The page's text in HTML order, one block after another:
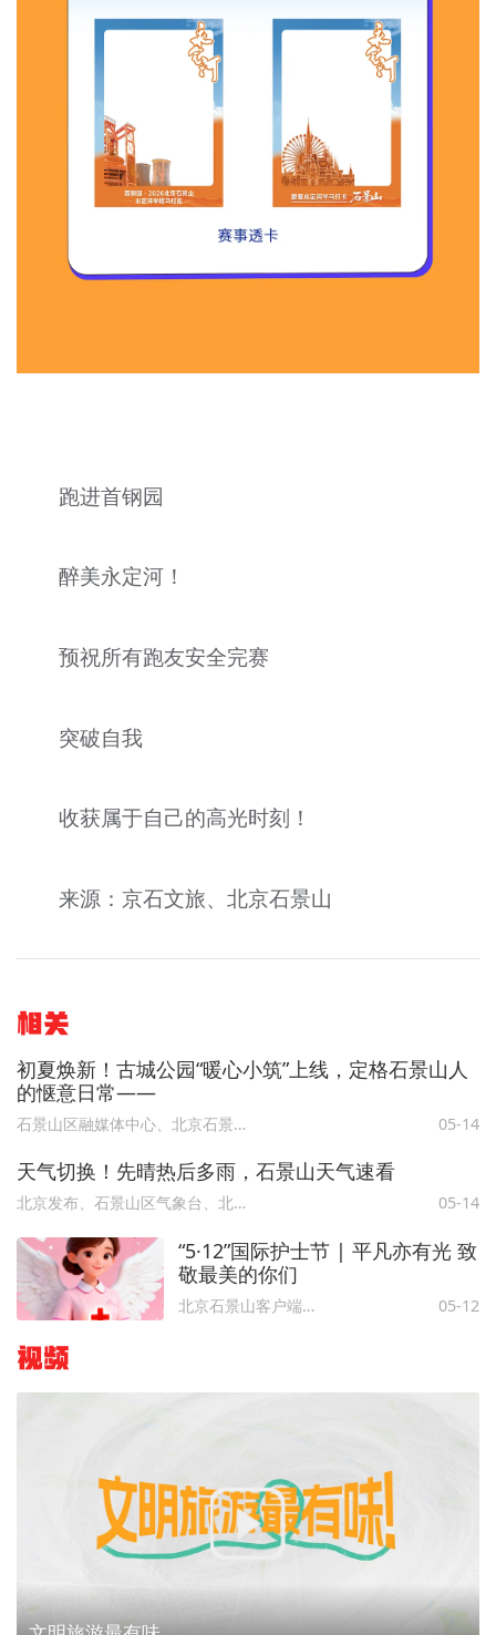
跑进首钢园
醉美永定河！
预祝所有跑友安全完赛
突破自我
收获属于自己的高光时刻！
来源：京石文旅、北京石景山
相关
初夏焕新！古城公园“暖心小筑”上线，定格石景山人
的惬意日常——
石景山区融媒体中心、北京石景山 05-14
天气切换！先晴热后多雨，石景山天气速看
北京发布、石景山区气象台、北京石景山 05-14
“5·12”国际护士节 | 平凡亦有光 致
敬最美的你们
北京石景山客户端、健康北京 、北京石景山 05-12
视频